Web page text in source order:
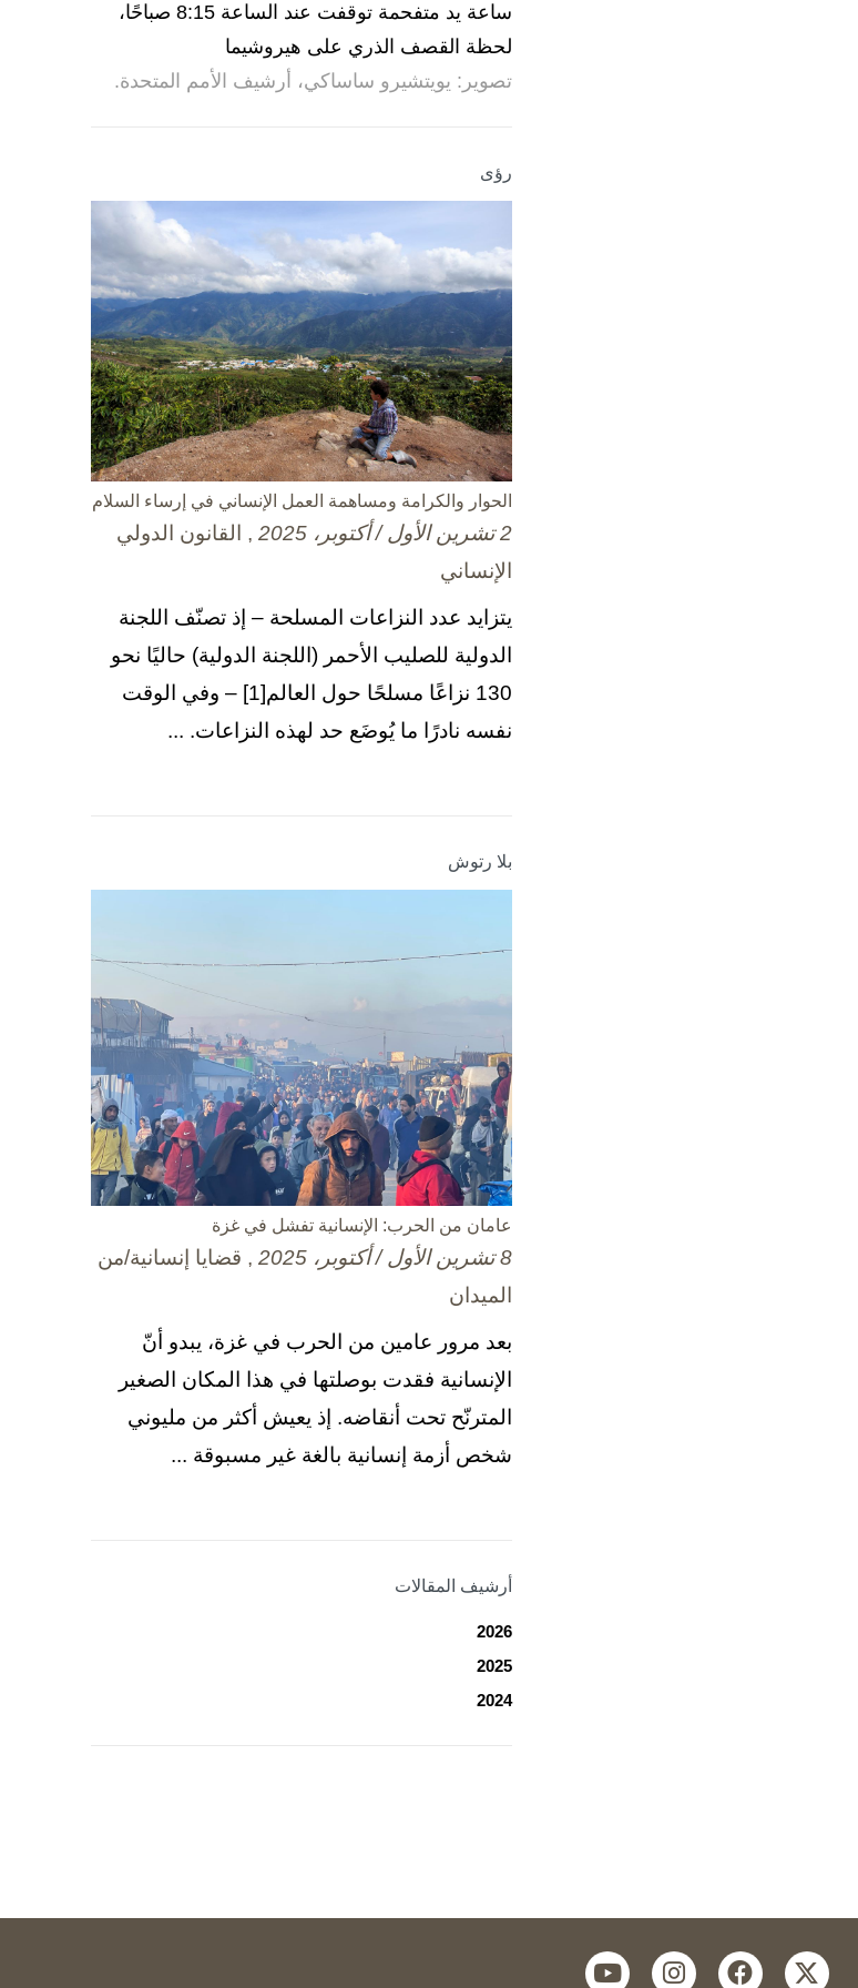
ساعة يد متفحمة توقفت عند الساعة 8:15 صباحًا،
لحظة القصف الذري على هيروشيما
تصوير: يويتشيرو ساساكي، أرشيف الأمم المتحدة.
رؤى
الحوار والكرامة ومساهمة العمل الإنساني في إرساء السلام
2 تشرين الأول / أكتوبر، 2025
, القانون الدولي
الإنساني
يتزايد عدد النزاعات المسلحة – إذ تصنّف اللجنة
الدولية للصليب الأحمر (اللجنة الدولية) حاليًا نحو
130 نزاعًا مسلحًا حول العالم[1] – وفي الوقت
نفسه نادرًا ما يُوضَع حد لهذه النزاعات. ...
بلا رتوش
عامان من الحرب: الإنسانية تفشل في غزة
8 تشرين الأول / أكتوبر، 2025
, قضايا إنسانية/من
الميدان
بعد مرور عامين من الحرب في غزة، يبدو أنّ
الإنسانية فقدت بوصلتها في هذا المكان الصغير
المترنّح تحت أنقاضه. إذ يعيش أكثر من مليوني
شخص أزمة إنسانية بالغة غير مسبوقة ...
أرشيف المقالات
2026
2025
2024
twitter
facebook
instagram
youtube